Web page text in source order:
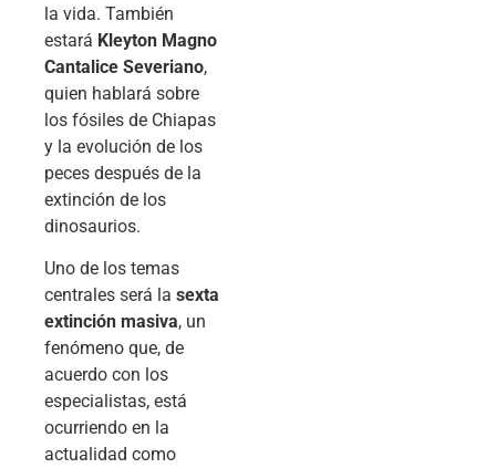
la vida. También
estará Kleyton Magno
Cantalice Severiano,
quien hablará sobre
los fósiles de Chiapas
y la evolución de los
peces después de la
extinción de los
dinosaurios.
Uno de los temas
centrales será la sexta
extinción masiva, un
fenómeno que, de
acuerdo con los
especialistas, está
ocurriendo en la
actualidad como